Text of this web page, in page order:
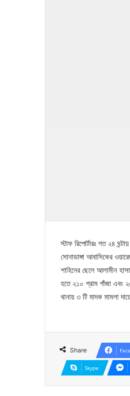
স্টাফ রিপোর্টারঃ গত ২৪
সোনাডাঙ্গা আবাসিকের
শাহিনের ছেলে আলামীন
হতে ২১০ গ্রাম গাঁজা এবং
থানায় ৩ টি মাদক মামলা
Share
Skype